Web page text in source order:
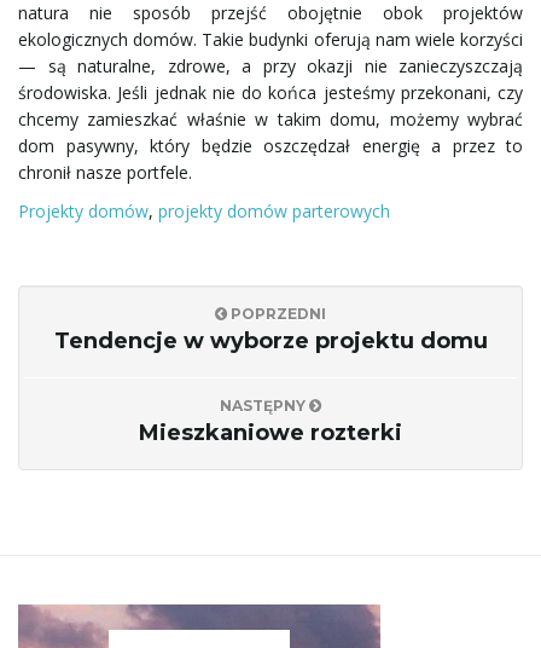
ę
natura nie sposób przejść obojętnie obok projektów
ekologicznych domów. Takie budynki oferują nam wiele korzyści
— są naturalne, zdrowe, a przy okazji nie zanieczyszczają
środowiska. Jeśli jednak nie do końca jesteśmy przekonani, czy
chcemy zamieszkać właśnie w takim domu, możemy wybrać
dom pasywny, który będzie oszczędzał energię a przez to
chronił nasze portfele.
Projekty domów, projekty domów parterowych
POPRZEDNI
Tendencje w wyborze projektu domu
NASTĘPNY
Mieszkaniowe rozterki